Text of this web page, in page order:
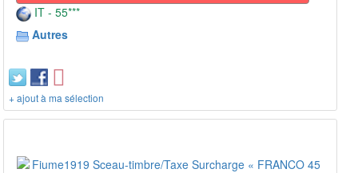
IT - 55***
Autres
+ ajout à ma sélection